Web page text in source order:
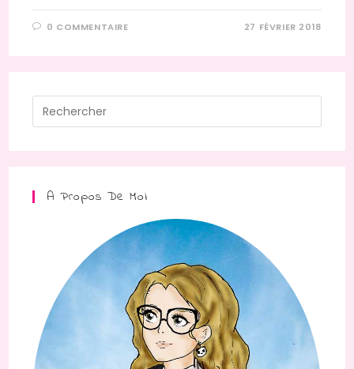
0 COMMENTAIRE 27 FÉVRIER 2018
A Propos De Moi